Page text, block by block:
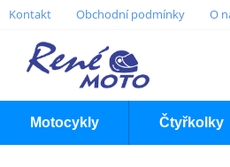
Kontakt Obchodní podmínky O
Motocykly Čtyřkolky